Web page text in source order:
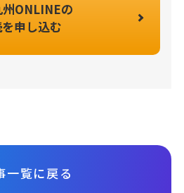
ONLINEの
申し込む
一覧に戻る